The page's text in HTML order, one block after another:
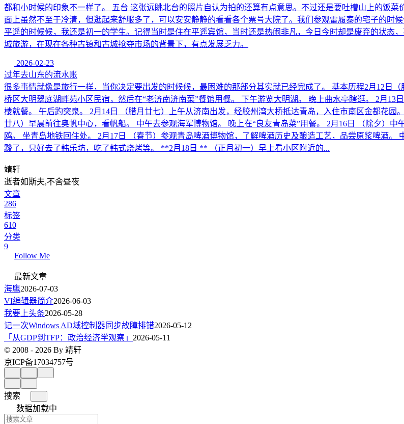
都和小时候的印象不一样了。 五台 这张远眺北台的照片自认为拍的还算有点意思。不过还是要吐槽山上的饭
面上虽然不至于冷清，但逛起来舒服多了，可以安安静静的看看各个票号大院了。我们参观雷履泰的宅子的时
平遥的时候候，我还是初一的学生。记得当时是住在平遥宾馆，当时还是热闹非凡，今日今时却是废弃的状态
城旅游，在现在各种古镇和古城抢夺市场的背景下，有点发展乏力。
2026-02-23
过年去山东的流水账
很多事情就像是旅行一样，当你决定要出发的时候候，最困难的那部分其实就已经完成了。 基本历程2月12日
桥区大明翠庭湖畔苑小区民宿，然后在“老济南济南菜”餐馆用餐。 下午游览大明湖。 晚上曲水亭瞎逛。 2月
楼就餐。 午后趵突泉。 2月14日 （腊月廿七）上午从济南出发，经胶州湾大桥抵达青岛，入住市南区金都花园
廿八）早晨前往奥帆中心，看帆船。 中午去参观海军博物馆。 晚上在“良友青岛菜”用餐。 2月16日 （除夕）
鸥。 坐青岛地铁回住处。 2月17日 （春节）参观青岛啤酒博物馆，了解啤酒历史及酿造工艺，品尝原浆啤酒
黢了，只好去了韩乐坊，吃了韩式烧烤等。 **2月18日 ** （正月初一）早上看小区附近的...
靖轩
逝者如斯夫,不舍昼夜
文章
286
标签
610
分类
9
Follow Me
最新文章
海鹰2026-07-03
VI编辑器简介2026-06-03
我要上头条2026-05-28
记一次Windows AD域控制器同步故障排错2026-05-12
「从GDP到TFP：政治经济学观察」 2026-05-11
© 2008 - 2026 By 靖轩
京ICP备17034757号
搜索
数据加载中